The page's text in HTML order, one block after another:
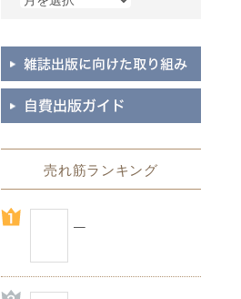
売れ筋ランキング